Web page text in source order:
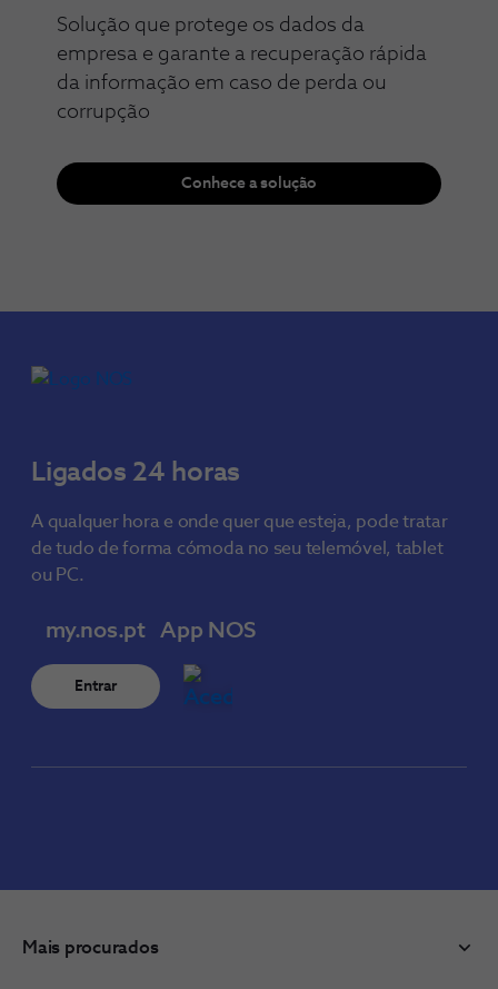
Solução que protege os dados da
empresa e garante a​ recuperação rápida
da informação em caso ​de perda ou
corrupção
Conhece a solução
Ligados 24 horas
A qualquer hora e onde quer que esteja, pode tratar
de tudo de forma cómoda no seu telemóvel, tablet
ou PC.
my.nos.pt
Entrar
App NOS
Mais procurados